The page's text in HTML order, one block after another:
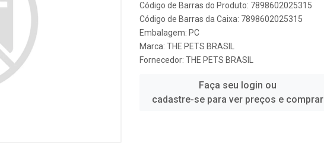
Código de Barras do Produto: 7898602025315
Código de Barras da Caixa: 7898602025315
Embalagem: PC
Marca: THE PETS BRASIL
Fornecedor: THE PETS BRASIL
Faça seu login ou
cadastre-se para ver preços e comprar